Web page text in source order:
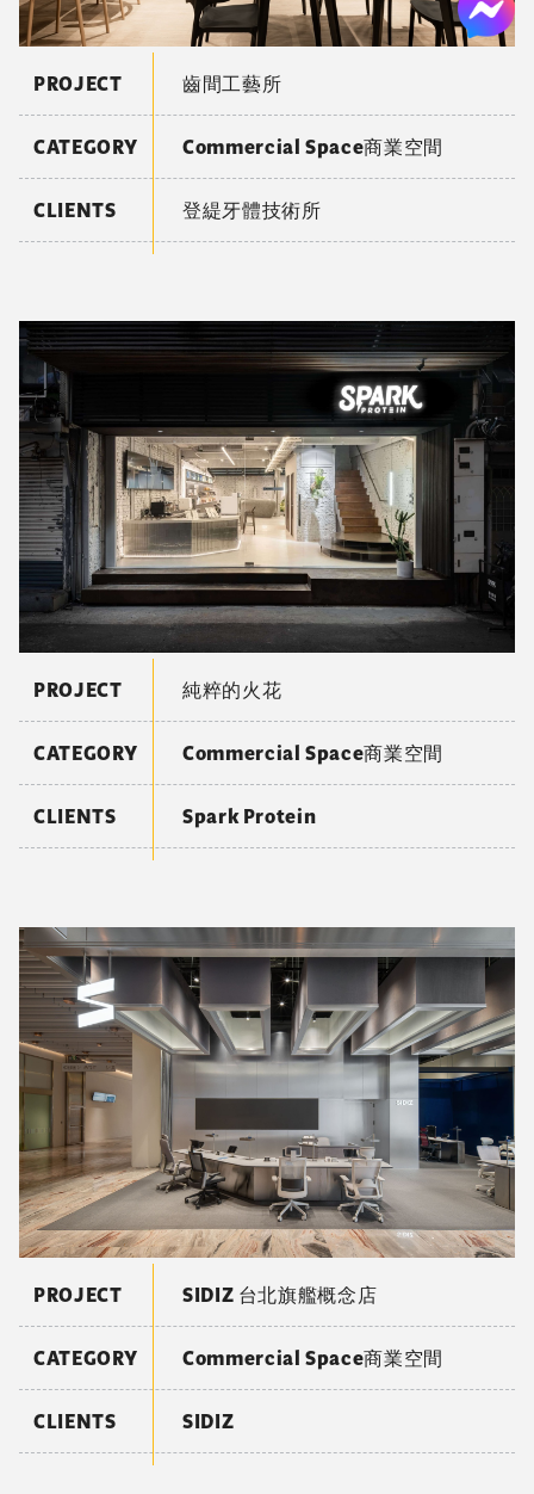
PROJECT 齒間工藝所
CATEGORY Commercial Space商業空間
CLIENTS 登緹牙體技術所
PROJECT 純粹的火花
CATEGORY Commercial Space商業空間
CLIENTS Spark Protein
PROJECT SIDIZ 台北旗艦概念店
CATEGORY Commercial Space商業空間
CLIENTS SIDIZ